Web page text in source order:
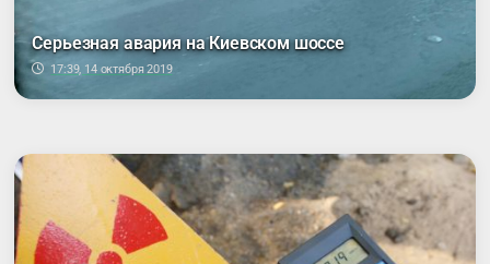
Серьезная авария на Киевском шоссе
17:39, 14 октября 2019